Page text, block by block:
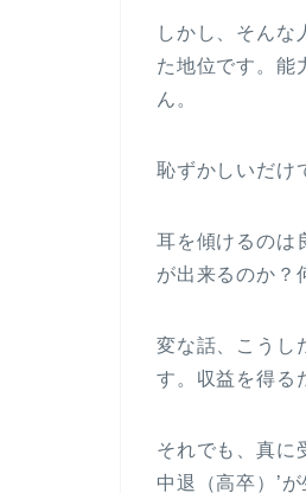
しかし、そんな
た地位です。能
ん。
恥ずかしいだけ
耳を傾けるのは
が出来るのか？
変な話、こうし
す。収益を得る
それでも、真に
中退（高卒）’